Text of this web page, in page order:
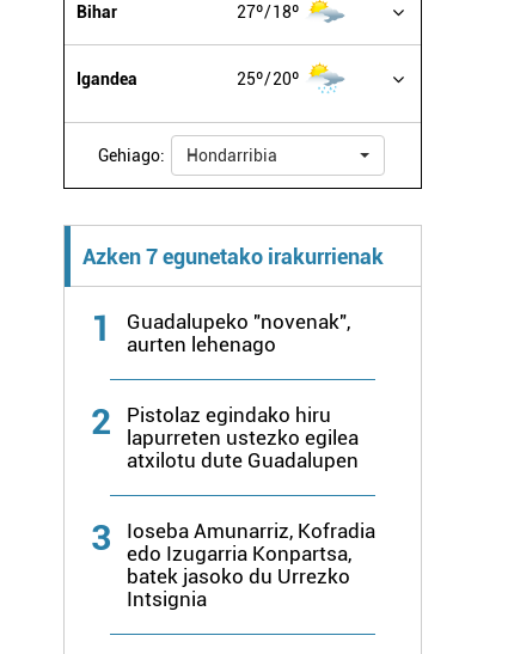
Bihar 27º 18º
Igandea 25º 20º
Gehiago: Hondarribia
Azken 7 egunetako irakurrienak
1
Guadalupeko "novenak",
aurten lehenago
2
Pistolaz egindako hiru
lapurreten ustezko egilea
atxilotu dute Guadalupen
3
Ioseba Amunarriz, Kofradia
edo Izugarria Konpartsa,
batek jasoko du Urrezko
Intsignia